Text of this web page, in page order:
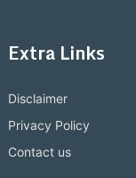
Extra Links
Disclaimer
Privacy Policy
Contact us